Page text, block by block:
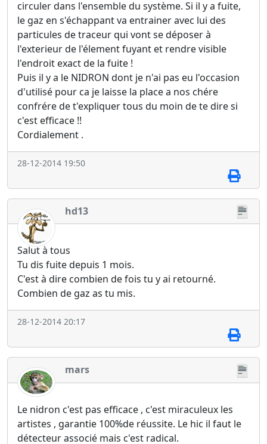
circuler dans l'ensemble du système. Si il y a fuite,
le gaz en s'échappant va entrainer avec lui des
particules de traceur qui vont se déposer à
l'exterieur de l'élement fuyant et rendre visible
l'endroit exact de la fuite !
Puis il y a le NIDRON dont je n'ai pas eu l'occasion
d'utilisé pour ca je laisse la place a nos chére
confrére de t'expliquer tous du moin de te dire si
c'est efficace !!
Cordialement .
28-12-2014 19:50
hd13
Salut à tous
Tu dis fuite depuis 1 mois.
C'est à dire combien de fois tu y ai retourné.
Combien de gaz as tu mis.
28-12-2014 20:17
mars
Le nidron c'est pas efficace , c'est miraculeux les
artistes , garantie 100%de réussite. Le hic il faut le
détecteur associé mais c'est radical.